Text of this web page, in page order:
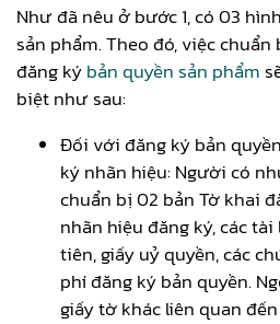
Như đã nêu ở bước 1, có 03
sản phẩm. Theo đó, việc
đăng kýbản quyền sản phẩm
biệt như sau:
Đối với đăng ký bản
ký nhãn hiệu: Người có
chuẩn bị 02 bản Tờ khai
nhãn hiệu đăng ký, các
tiên, giấy uỷ quyền, các
phí đăng ký bản quyền.
giấy tờ khác liên quan